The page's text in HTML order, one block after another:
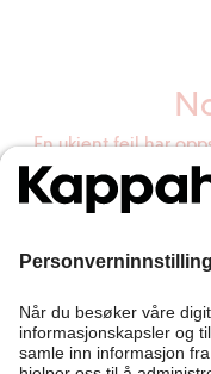
En ukjent feil har